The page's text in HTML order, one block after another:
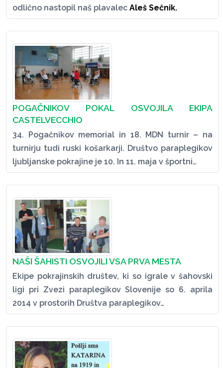
odlično nastopil naš plavalec Aleš Sečnik.
POGAČNIKOV POKAL OSVOJILA EKIPA
CASTELVECCHIO
34. Pogačnikov memorial in 18. MDN turnir – na
turnirju tudi ruski košarkarji. Društvo paraplegikov
ljubljanske pokrajine je 10. In 11. maja v športni…
NAŠI ŠAHISTI OSVOJILI VSA PRVA MESTA
Ekipe pokrajinskih društev, ki so igrale v šahovski
ligi pri Zvezi paraplegikov Slovenije so 6. aprila
2014 v prostorih Društva paraplegikov…